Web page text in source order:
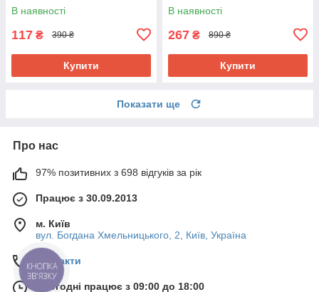
В наявності
117 ₴ 390 ₴
Купити
В наявності
267 ₴ 890 ₴
Купити
Показати ще
Про нас
97% позитивних з 698 відгуків за рік
Працює з 30.09.2013
м. Київ
вул. Богдана Хмельницького, 2, Київ, Україна
Контакти
Сьогодні працює з 09:00 до 18:00
КНОПКА
ЗВ'ЯЗКУ